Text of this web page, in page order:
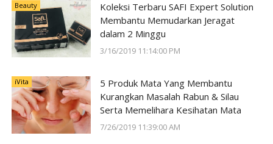
Beauty
Koleksi Terbaru SAFI Expert Solution
Membantu Memudarkan Jeragat
dalam 2 Minggu
3/16/2019 11:14:00 PM
iVita
5 Produk Mata Yang Membantu
Kurangkan Masalah Rabun & Silau
Serta Memelihara Kesihatan Mata
7/26/2019 11:39:00 AM